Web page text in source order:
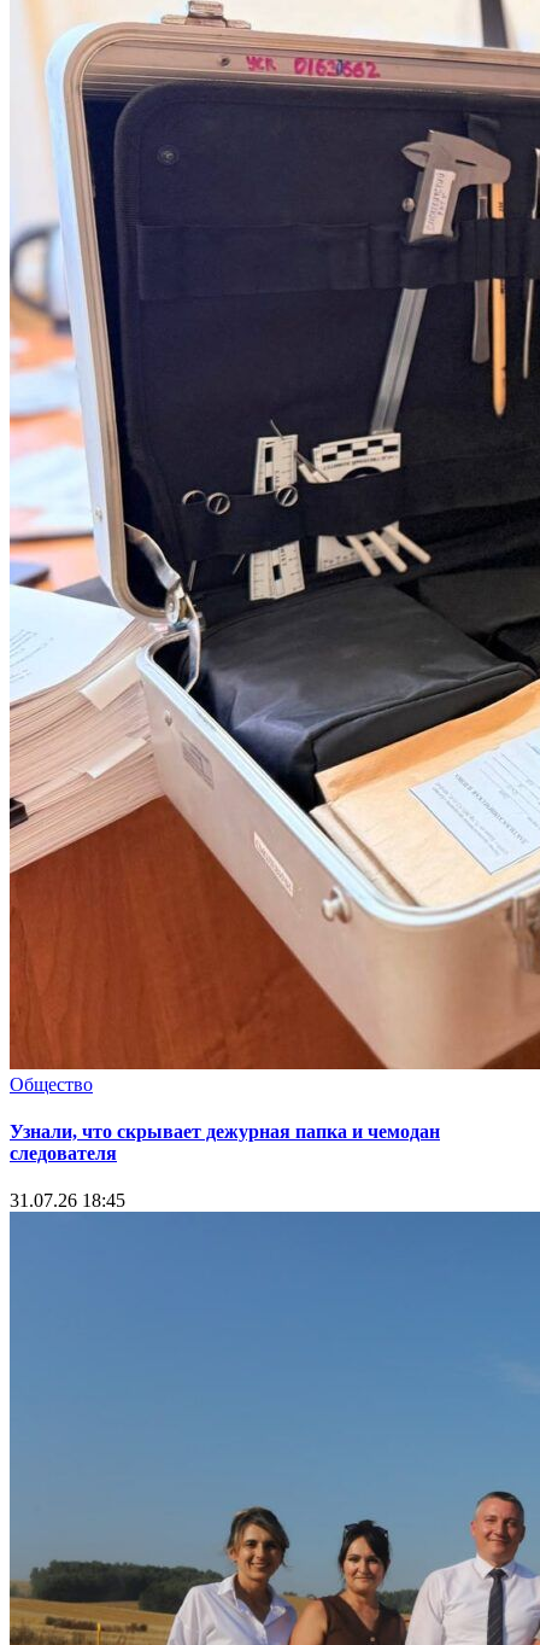
Общество
Узнали, что скрывает дежурная папка и чемодан
следователя
31.07.26 18:45